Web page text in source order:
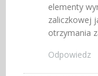
elementy
zaliczkowej
otrzymania
Odpowiedz